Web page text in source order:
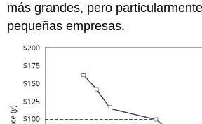
más grandes, pero
pequeñas empresas.